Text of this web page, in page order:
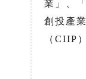
業」、
創投產
（CIIP